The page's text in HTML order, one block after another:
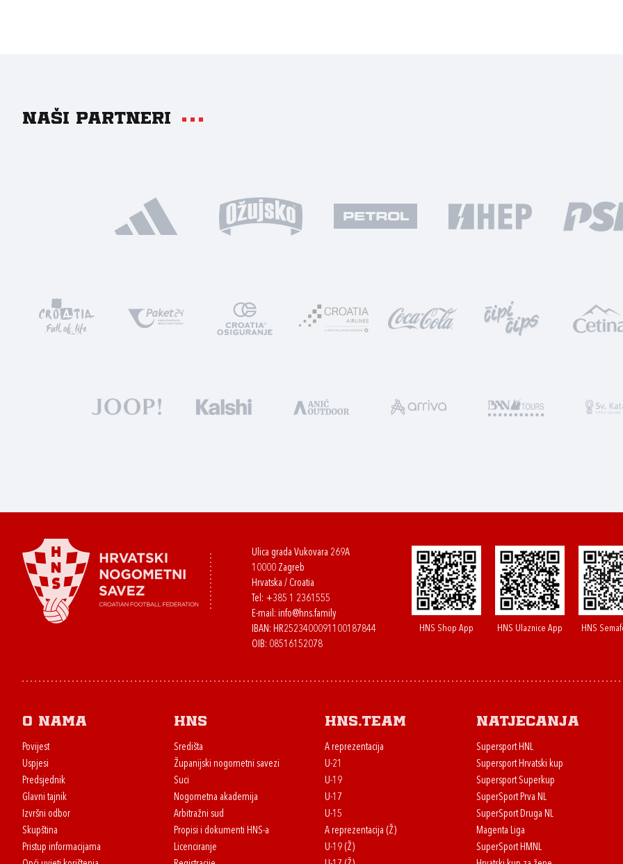
Naši partneri
Ulica grada Vukovara 269A
10000 Zagreb
Hrvatska / Croatia
Tel: +385 1 2361555
E-mail: info@hns.family
IBAN: HR2523400091100187844
OIB: 08516152078
HNS Shop App HNS Ulaznice App HNS
O nama
Povijest
Uspjesi
Predsjednik
Glavni tajnik
Izvršni odbor
Skupština
Pristup informacijama
HNS
Središta
Županijski nogometni savezi
Suci
Nogometna akademija
Arbitražni sud
Propisi i dokumenti HNS-a
Licenciranje
HNS.team
A reprezentacija
U-21
U-19
U-17
U-15
A reprezentacija (Ž)
U-19 (Ž)
Natjecanja
Supersport HNL
Supersport Hrvatski kup
Supersport Superkup
SuperSport Prva NL
SuperSport Druga NL
Magenta Liga
SuperSport HMNL